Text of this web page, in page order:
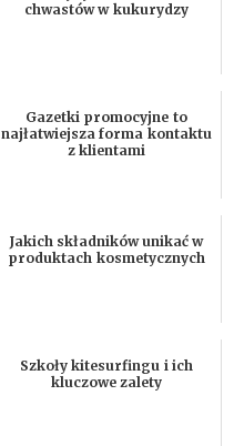
chwastów w kukurydzy
Gazetki promocyjne to
najłatwiejsza forma kontaktu
z klientami
Jakich składników unikać w
produktach kosmetycznych
Szkoły kitesurfingu i ich
kluczowe zalety